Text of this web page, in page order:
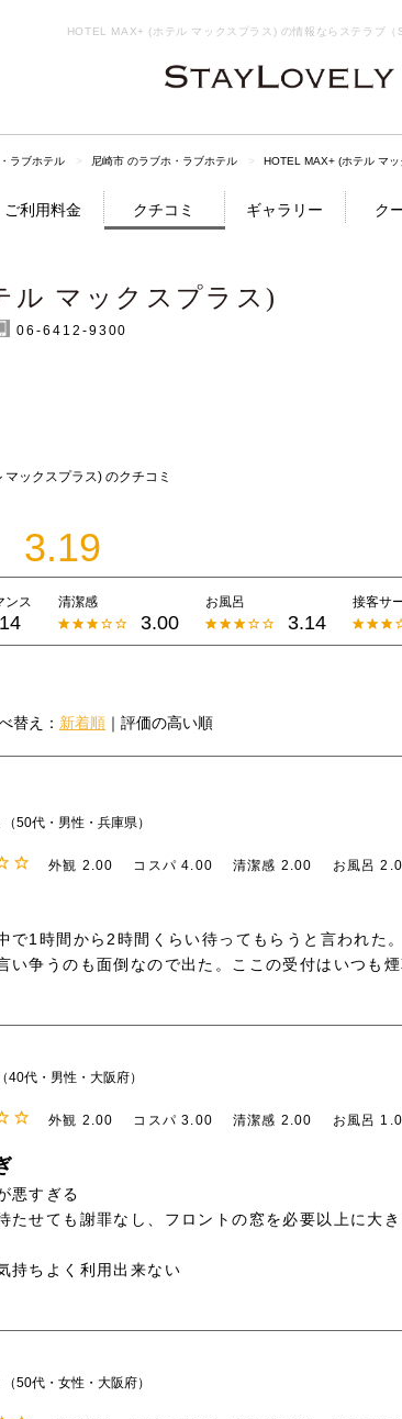
HOTEL MAX+ (ホテル マックスプラス) の情報ならステラブ（
ラブホテル 尼崎市 のラブホ・ラブホテル HOTEL MAX+ (ホテル マッ
ご利用料金 クチコミ ギャラリー ク
ル マックスプラス)
06-6412-9300
ックスプラス) のクチコミ
3.19
ンス 清潔感
3.00
お風呂
3.14
接客サ
替え： 新着順 ｜ 評価の高い順
50代・男性・兵庫県）
外観 2.00 コスパ 4.00 清潔感 2.00 お風呂
で1時間から2時間くらい待ってもらうと言われた
い争うのも面倒なので出た。ここの受付はいつも
40代・男性・大阪府）
外観 2.00 コスパ 3.00 清潔感 2.00 お風呂
悪すぎる
たせても謝罪なし、フロントの窓を必要以上に大
持ちよく利用出来ない
50代・女性・大阪府）